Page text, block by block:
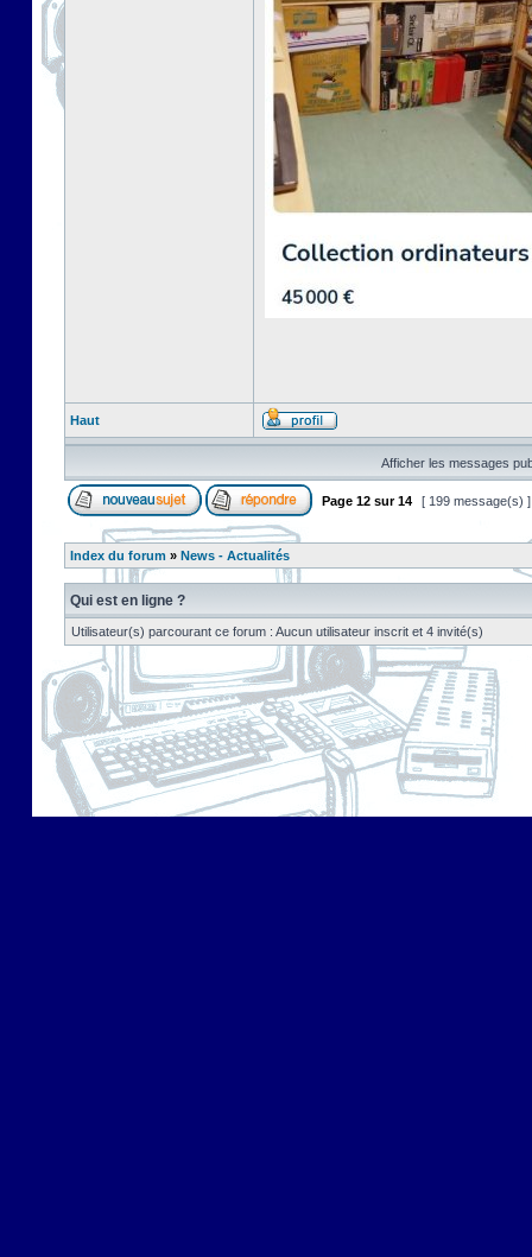
Haut
Afficher les messages
Page 12 sur14 [ 199 message(s)
Index du forum » News - Actualités
Qui est en ligne ?
Utilisateur(s) parcourant ce forum : Aucun utilisateur inscrit et 4 invité(s)